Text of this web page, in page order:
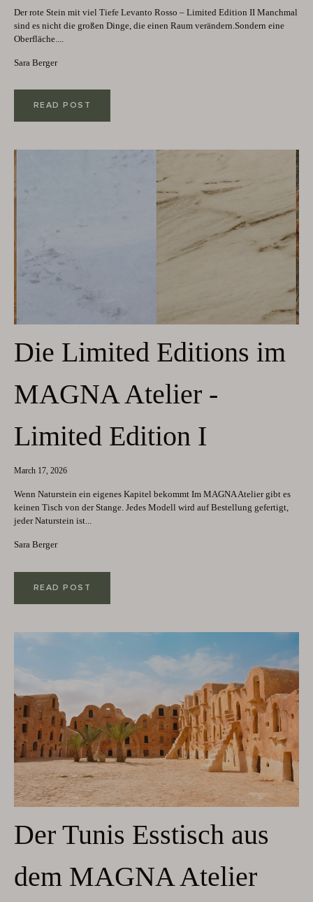
Der rote Stein mit viel Tiefe Levanto Rosso – Limited Edition II Manchmal
sind es nicht die großen Dinge, die einen Raum verändern.Sondern eine
Oberfläche....
Sara Berger
READ POST
Die Limited Editions im
MAGNA Atelier -
Limited Edition I
March 17, 2026
Wenn Naturstein ein eigenes Kapitel bekommt Im MAGNA Atelier gibt es
keinen Tisch von der Stange. Jedes Modell wird auf Bestellung gefertigt,
jeder Naturstein ist...
Sara Berger
READ POST
Der Tunis Esstisch aus
dem MAGNA Atelier